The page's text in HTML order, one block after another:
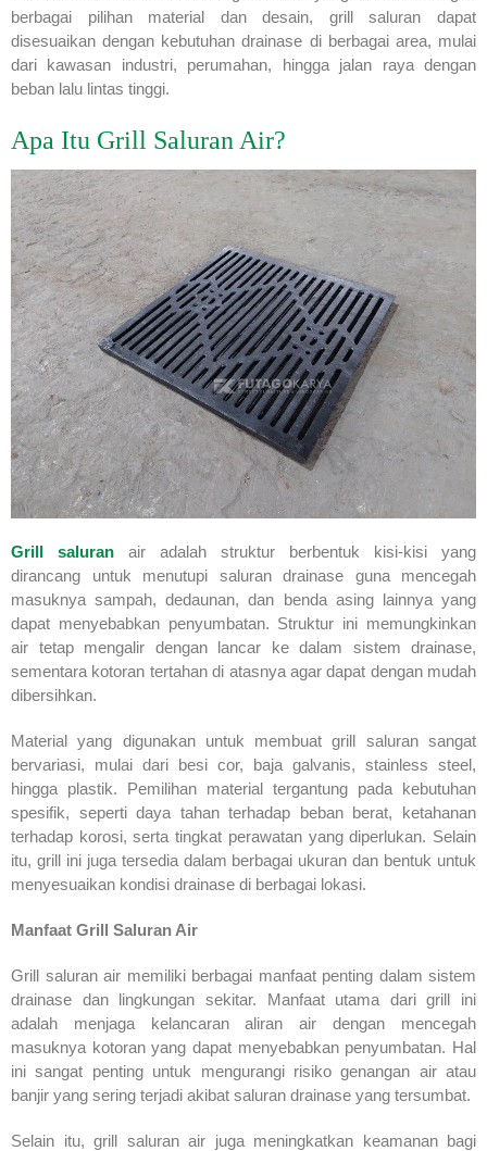
berbagai pilihan material dan desain, grill saluran dapat
disesuaikan dengan kebutuhan drainase di berbagai area, mulai
dari kawasan industri, perumahan, hingga jalan raya dengan
beban lalu lintas tinggi.
Apa Itu Grill Saluran Air?
Grill saluran air adalah struktur berbentuk kisi-kisi yang
dirancang untuk menutupi saluran drainase guna mencegah
masuknya sampah, dedaunan, dan benda asing lainnya yang
dapat menyebabkan penyumbatan. Struktur ini memungkinkan
air tetap mengalir dengan lancar ke dalam sistem drainase,
sementara kotoran tertahan di atasnya agar dapat dengan mudah
dibersihkan.
Material yang digunakan untuk membuat grill saluran sangat
bervariasi, mulai dari besi cor, baja galvanis, stainless steel,
hingga plastik. Pemilihan material tergantung pada kebutuhan
spesifik, seperti daya tahan terhadap beban berat, ketahanan
terhadap korosi, serta tingkat perawatan yang diperlukan. Selain
itu, grill ini juga tersedia dalam berbagai ukuran dan bentuk untuk
menyesuaikan kondisi drainase di berbagai lokasi.
Manfaat Grill Saluran Air
Grill saluran air memiliki berbagai manfaat penting dalam sistem
drainase dan lingkungan sekitar. Manfaat utama dari grill ini
adalah menjaga kelancaran aliran air dengan mencegah
masuknya kotoran yang dapat menyebabkan penyumbatan. Hal
ini sangat penting untuk mengurangi risiko genangan air atau
banjir yang sering terjadi akibat saluran drainase yang tersumbat.
Selain itu, grill saluran air juga meningkatkan keamanan bagi